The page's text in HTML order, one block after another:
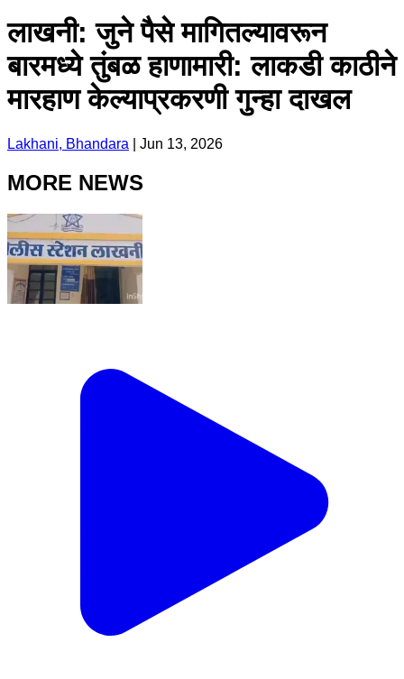
लाखनी: जुने पैसे मागितल्यावरून
बारमध्ये तुंबळ हाणामारी: लाकडी काठीने
मारहाण केल्याप्रकरणी गुन्हा दाखल
Lakhani, Bhandara Jun 13, 2026
MORE NEWS